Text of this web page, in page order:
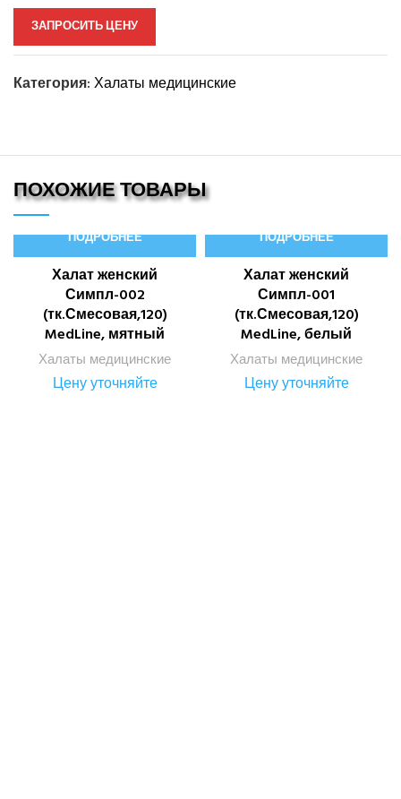
ЗАПРОСИТЬ ЦЕНУ
Категория:Халаты медицинские
ПОХОЖИЕ ТОВАРЫ
ПОДРОБНЕЕ
Халат женский
Симпл-002
(тк.Смесовая,120)
MedLine, мятный
Халаты медицинские
Цену уточняйте
ПОДРОБНЕЕ
Халат женский
Симпл-001
(тк.Смесовая,120)
MedLine, белый
Халаты медицинские
Цену уточняйте